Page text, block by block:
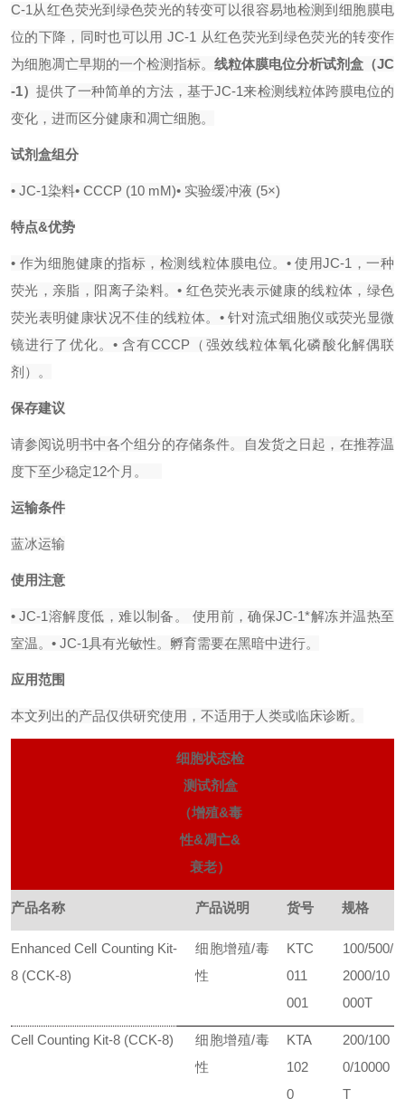
C-1从红色荧光到绿色荧光的转变可以很容易地检测到细胞膜电
位的下降，同时也可以用 JC-1 从红色荧光到绿色荧光的转变作
为细胞凋亡早期的一个检测指标。 线粒体膜电位分析试剂盒（JC
-1）提供了一种简单的方法，基于JC-1来检测线粒体跨膜电位的
变化，进而区分健康和凋亡细胞。
试剂盒组分
• JC-1染料• CCCP (10 mM)• 实验缓冲液 (5×)
特点&优势
• 作为细胞健康的指标，检测线粒体膜电位。 • 使用JC-1，一种
荧光，亲脂，阳离子染料。• 红色荧光表示健康的线粒体，绿色
荧光表明健康状况不佳的线粒体。 • 针对流式细胞仪或荧光显微
镜进行了优化。 • 含有CCCP（强效线粒体氧化磷酸化解偶联
剂）。
保存建议
请参阅说明书中各个组分的存储条件。自发货之日起，在推荐温
度下至少稳定12个月。
运输条件
蓝冰运输
使用注意
• JC-1溶解度低，难以制备。 使用前，确保JC-1*解冻并温热至
室温。 • JC-1具有光敏性。孵育需要在黑暗中进行。
应用范围
本文列出的产品仅供研究使用，不适用于人类或临床诊断。
细胞状态检
测试剂盒
（增殖&毒
性&凋亡&
衰老）
产品名称 产品说明 货号 规格
Enhanced Cell Counting Kit-
8 (CCK-8)
细胞增殖/毒
性
KTC
011
001
100/500/
2000/10
000T
Cell Counting Kit-8 (CCK-8)
细胞增殖/毒
性
KTA
102
0
200/100
0/10000
T